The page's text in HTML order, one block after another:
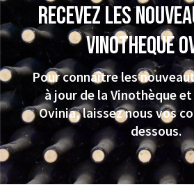
Recevez les
VINOTHEQUE
Pour connaître les
à jour de la Vinothèque
Ovinia, laissez nous vos
dessous.